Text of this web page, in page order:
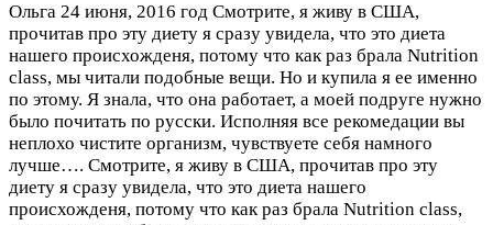
Ольга 24 июня, 2016 год Смотрите, я живу в США,
прочитав про эту диету я сразу увидела, что это диета
нашего происхожденя, потому что как раз брала Nutrition
class, мы читали подобные вещи. Но и купила я ее именно
по этому. Я знала, что она работает, а моей подруге нужно
было почитать по русски. Исполняя все рекомедации вы
неплохо чистите организм, чувствуете себя намного
лучше…. Смотрите, я живу в США, прочитав про эту
диету я сразу увидела, что это диета нашего
происхожденя, потому что как раз брала Nutrition class,